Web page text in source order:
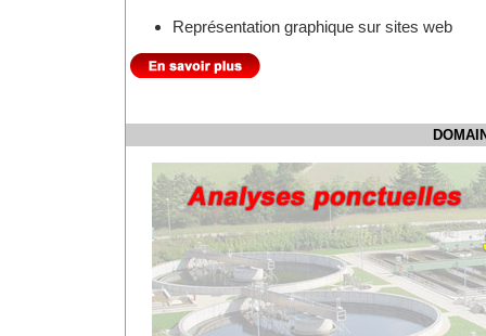
Représentation graphique sur sites web